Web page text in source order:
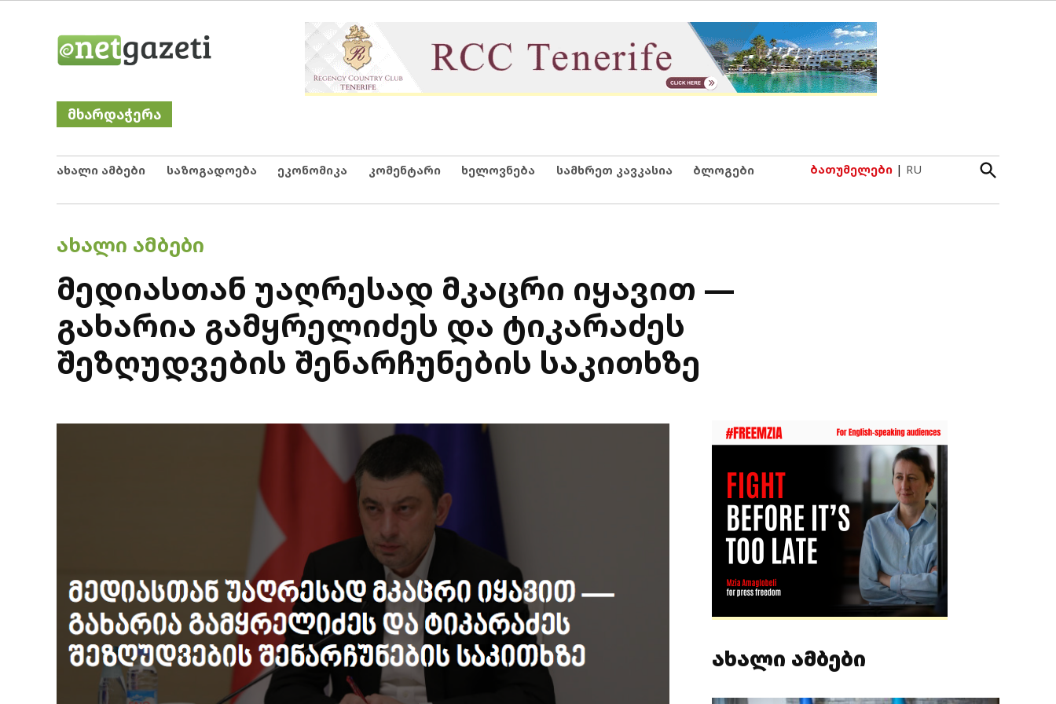
Netgazeti
მხარდაჭერა
ახალი ამბები საზოგადოება ეკონომიკა კომენტარი ხელოვნება სამხრეთ კავკასია ბლოგები ბათუმელები | RU
Open
Search
POSTED
ᲐᲮᲐᲚᲘ ᲐᲛᲑᲔᲑᲘ
მედიასთან უაღრესად მკაცრი იყავით —
გახარია გამყრელიძეს და ტიკარაძეს
შეზღუდვების შენარჩუნების საკითხზე
ახალი ამბები